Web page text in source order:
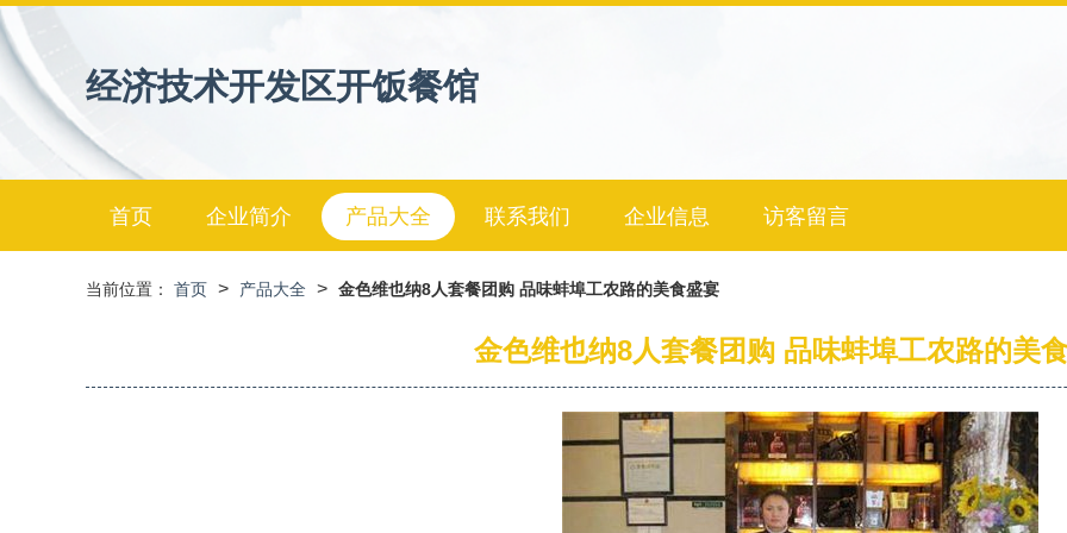
经济技术开发区开饭餐馆
首页 企业简介 产品大全 联系我们 企业信息 访客留言
当前位置： 首页 > 产品大全 > 金色维也纳8人套餐团购 品味蚌埠工农路的美食盛宴
金色维也纳8人套餐团购 品味蚌埠工农路的美